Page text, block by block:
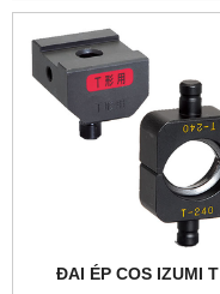
ĐAI ÉP COS IZUMI T